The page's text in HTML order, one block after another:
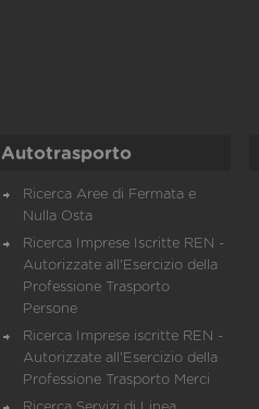
Autotrasporto
Ricerca Aree di Fermata e
Nulla Osta
Ricerca Imprese Iscritte REN -
Autorizzate all'Esercizio della
Professione Trasporto
Persone
Ricerca Imprese iscritte REN -
Autorizzate all'Esercizio della
Professione Trasporto Merci